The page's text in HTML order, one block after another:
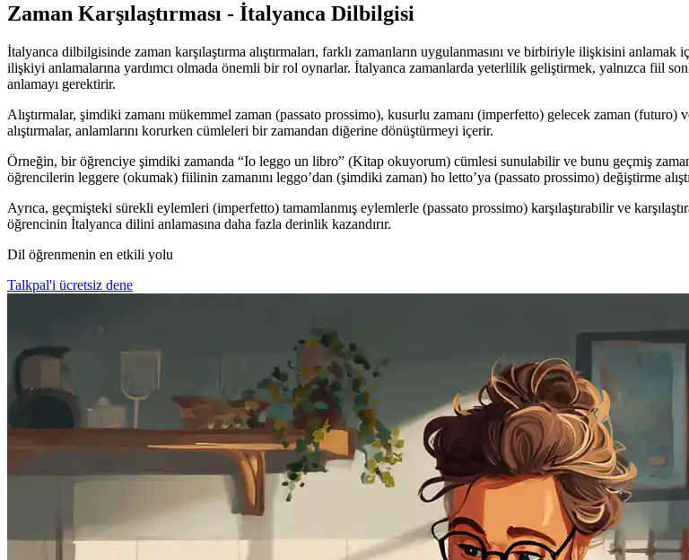
Zaman Karşılaştırması - İtalyanca Dilbilgisi
İtalyanca dilbilgisinde zaman karşılaştırma alıştırmaları, farklı zamanların uygulanmasını ve birbiriyle ilişkisini
ilişkiyi anlamalarına yardımcı olmada önemli bir rol oynarlar. İtalyanca zamanlarda yeterlilik geliştirmek, yalnızca fiil
anlamayı gerektirir.
Alıştırmalar, şimdiki zamanı mükemmel zaman (passato prossimo), kusurlu zamanı (imperfetto) gelecek zaman
alıştırmalar, anlamlarını korurken cümleleri bir zamandan diğerine dönüştürmeyi içerir.
Örneğin, bir öğrenciye şimdiki zamanda “Io leggo un libro” (Kitap okuyorum) cümlesi sunulabilir ve bunu geçmiş
öğrencilerin leggere (okumak) fiilinin zamanını leggo’dan (şimdiki zaman) ho letto’ya (passato prossimo) değiştirme
Ayrıca, geçmişteki sürekli eylemleri (imperfetto) tamamlanmış eylemlerle (passato prossimo) karşılaştırabilir ve
öğrencinin İtalyanca dilini anlamasına daha fazla derinlik kazandırır.
Dil öğrenmenin en etkili yolu
Talkpal'i ücretsiz dene